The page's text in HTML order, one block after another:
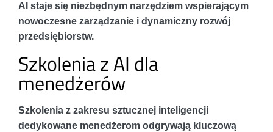
AI staje się niezbędnym narzędziem wspierającym
nowoczesne zarządzanie i dynamiczny rozwój
przedsiębiorstw.
Szkolenia z AI dla
menedżerów
Szkolenia z zakresu sztucznej inteligencji
dedykowane menedżerom odgrywają kluczową